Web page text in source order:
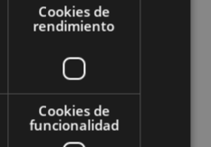
participativo,
espectáculo familiar,
por …eta kitto! y
ONGIETORRI y
a familias.
Cookies de
rendimiento
Cookies de
funcionalidad